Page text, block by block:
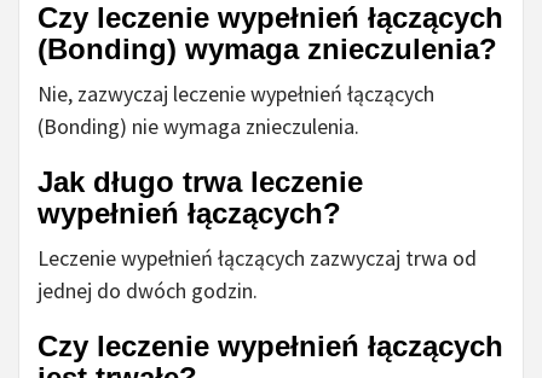
Czy leczenie wypełnień łączących
(Bonding) wymaga znieczulenia?
Nie, zazwyczaj leczenie wypełnień łączących
(Bonding) nie wymaga znieczulenia.
Jak długo trwa leczenie
wypełnień łączących?
Leczenie wypełnień łączących zazwyczaj trwa od
jednej do dwóch godzin.
Czy leczenie wypełnień łączących